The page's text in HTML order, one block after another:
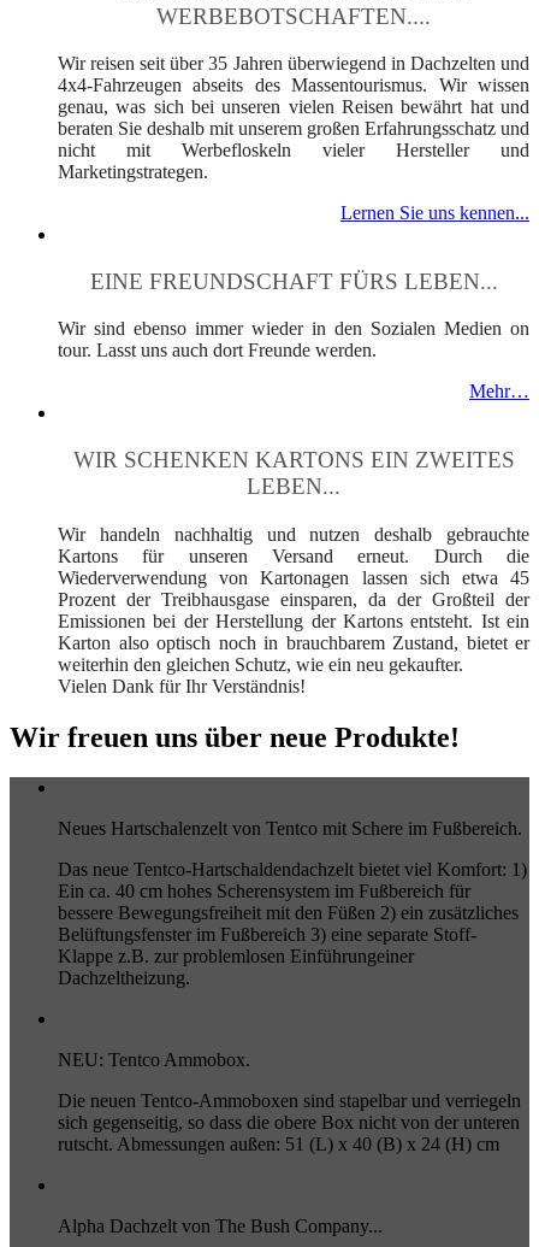
WERBEBOTSCHAFTEN....
Wir reisen seit über 35 Jahren überwiegend in Dachzelten und
4x4-Fahrzeugen abseits des Massentourismus. Wir wissen
genau, was sich bei unseren vielen Reisen bewährt hat und
beraten Sie deshalb mit unserem großen Erfahrungsschatz und
nicht mit Werbefloskeln vieler Hersteller und
Marketingstrategen.
Lernen Sie uns kennen...
EINE FREUNDSCHAFT FÜRS LEBEN...
Wir sind ebenso immer wieder in den Sozialen Medien on
tour. Lasst uns auch dort Freunde werden.
Mehr…
WIR SCHENKEN KARTONS EIN ZWEITES
LEBEN...
Wir handeln nachhaltig und nutzen deshalb gebrauchte
Kartons für unseren Versand erneut. Durch die
Wiederverwendung von Kartonagen lassen sich etwa 45
Prozent der Treibhausgase einsparen, da der Großteil der
Emissionen bei der Herstellung der Kartons entsteht. Ist ein
Karton also optisch noch in brauchbarem Zustand, bietet er
weiterhin den gleichen Schutz, wie ein neu gekaufter.
Vielen Dank für Ihr Verständnis!
Wir freuen uns über neue Produkte!
Neues Hartschalenzelt von Tentco mit Schere im Fußbereich.
Das neue Tentco-Hartschaldendachzelt bietet viel Komfort: 1)
Ein ca. 40 cm hohes Scherensystem im Fußbereich für
bessere Bewegungsfreiheit mit den Füßen 2) ein zusätzliches
Belüftungsfenster im Fußbereich 3) eine separate Stoff-
Klappe z.B. zur problemlosen Einführungeiner
Dachzeltheizung.
NEU: Tentco Ammobox.
Die neuen Tentco-Ammoboxen sind stapelbar und verriegeln
sich gegenseitig, so dass die obere Box nicht von der unteren
rutscht. Abmessungen außen: 51 (L) x 40 (B) x 24 (H) cm
Alpha Dachzelt von The Bush Company...